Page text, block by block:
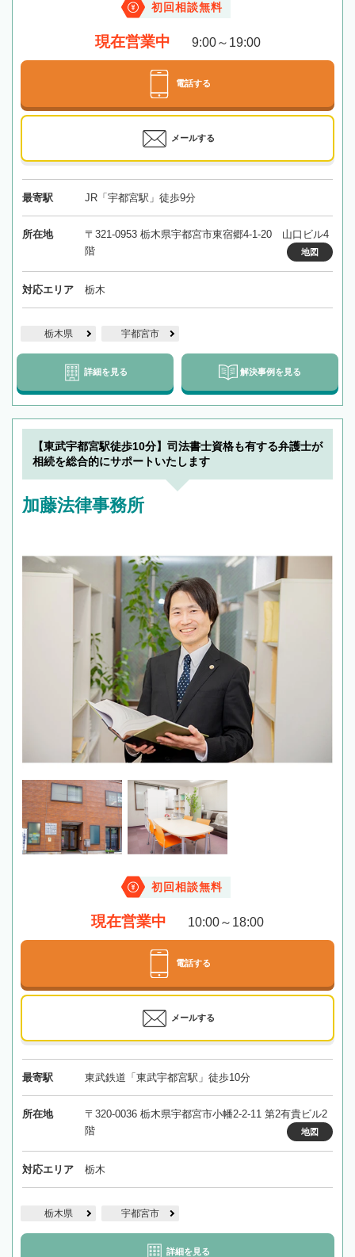
初回相談無料
現在営業中 9:00～19:00
電話する
メールする
最寄駅 JR「宇都宮駅」徒歩9分
所在地
〒321-0953 栃木県宇都宮市東宿郷4-1-20 山口ビル4
階
地図
対応エリア 栃木
栃木県 宇都宮市
詳細を見る 解決事例を見る
【東武宇都宮駅徒歩10分】司法書士資格も有する弁護士が
相続を総合的にサポートいたします
加藤法律事務所
初回相談無料
現在営業中 10:00～18:00
電話する
メールする
最寄駅 東武鉄道「東武宇都宮駅」徒歩10分
所在地
〒320-0036 栃木県宇都宮市小幡2-2-11 第2有貴ビル2
階
地図
対応エリア 栃木
栃木県 宇都宮市
詳細を見る